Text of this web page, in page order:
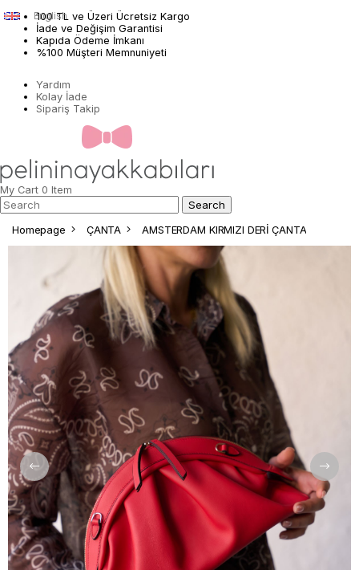
100 TL ve Üzeri Ücretsiz Kargo
İade ve Değişim Garantisi
Kapıda Ödeme İmkanı
%100 Müşteri Memnuniyeti
Yardım
Kolay İade
Sipariş Takip
English
My Cart 0 Item
Homepage ÇANTA AMSTERDAM KIRMIZI DERİ ÇANTA